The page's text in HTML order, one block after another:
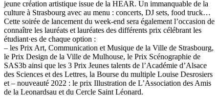
jeune création artistique issue de la HEAR. Un immanquable de la
culture à Strasbourg avec au menu : concerts, DJ sets, food truck…
Cette soirée de lancement du week-end sera également l’occasion de
connaître les lauréats et lauréates des différents prix célébrant les
étudiant·es de chaque option :
– les Prix Art, Communication et Musique de la Ville de Strasbourg,
le Prix Design de la Ville de Mulhouse, le Prix Scénographie de
SAS3b ainsi que les 3 Prix Jeunes talents de l’Académie d’Alsace
des Sciences et des Lettres, la Bourse du multiple Louise Desrosiers
et – nouveauté 2022 : le prix Illustration de L’Association des Amis
de la Leonardsau et du Cercle Saint Léonard.